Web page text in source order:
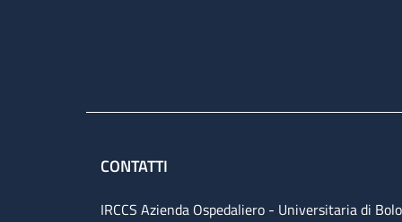
CONTATTI
IRCCS Azienda Ospedaliero - Universitaria di